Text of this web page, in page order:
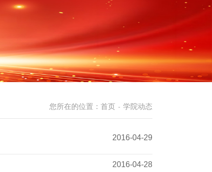
您所在的位置： 首页 - 学院动态
2016-04-29
2016-04-28